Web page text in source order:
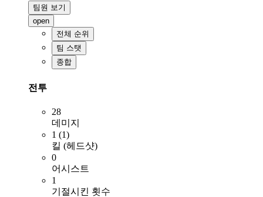
팀원 보기
open
전체 순위
팀 스탯
종합
전투
28
데미지
1 (1)
킬 (헤드샷)
0
어시스트
1
기절시킨 횟수